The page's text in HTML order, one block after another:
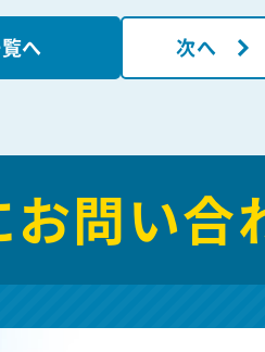
へ 次へ
問い合